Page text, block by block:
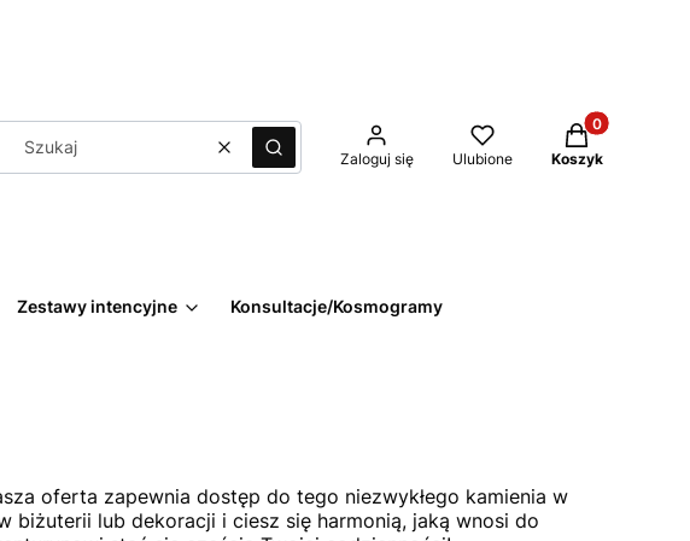
WyczyśćSzukaj Zaloguj się Ulubione
Produkty w
Koszyk
Zestawy intencyjne Konsultacje/Kosmogramy
oferta zapewnia dostęp do tego niezwykłego kamienia w
lub dekoracji i ciesz się harmonią, jaką wnosi do